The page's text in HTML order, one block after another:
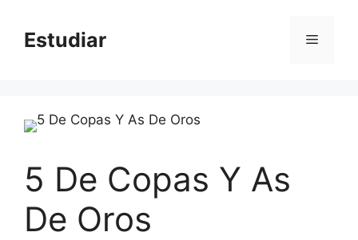
contentEstudiar Menu
5 De Copas Y As
De Oros